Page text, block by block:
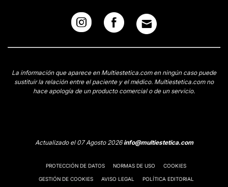
La información que aparece en Multiestetica.com en ningún caso puede
sustituir la relación entre el paciente y el médico. Multiestetica.com no
hace apología de un producto comercial o de un servicio.
Actualizado el 07 Agosto 2026info@multiestetica.com
PROTECCIÓN DE DATOS NORMAS DE USO COOKIES
GESTIÓN DE COOKIES AVISO LEGAL POLÍTICA EDITORIAL